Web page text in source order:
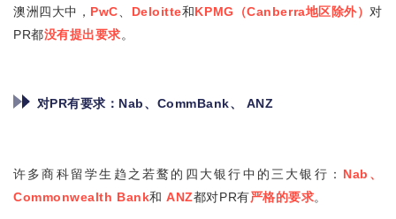
澳洲四大中， PwC、 Deloitte和KPMG（Canberra地区除外）对
PR都没有提出要求。
对PR有要求： Nab、CommBank、 ANZ
许多商科留学生趋之若鹜的四大银行中的三大银行： Nab、
Commonwealth Bank和ANZ都对PR有严格的要求。